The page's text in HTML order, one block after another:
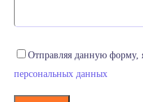
Отправляя данную форму,
персональных данных